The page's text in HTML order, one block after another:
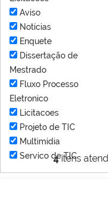
4itens
Aviso
Notícias
Enquete
Dissertação de
Mestrado
Fluxo Processo
Eletronico
Licitacoes
Projeto de TIC
Multimídia
Servico de TIC